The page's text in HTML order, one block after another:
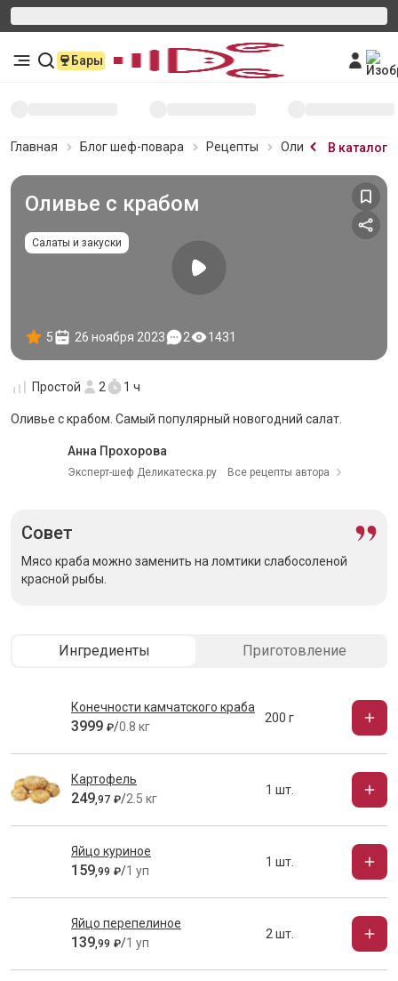
Бары
Главная Блог шеф-повара Рецепты Оливье с крабом
В каталог
Оливье с крабом
Салаты и закуски
5 26 ноября 2023 2 1431
Простой 2 1 ч
Оливье с крабом. Самый популярный новогодний салат.
Анна Прохорова
Эксперт-шеф Деликатеска.ру Все рецепты автора
Совет
Мясо краба можно заменить на ломтики слабосоленой
красной рыбы.
Ингредиенты Приготовление
Конечности камчатского краба
3999 ₽/0.8 кг
200 г
Картофель
249,97 ₽/2.5 кг
1 шт.
Яйцо куриное
159,99 ₽/1 уп
1 шт.
Яйцо перепелиное
139,99 ₽/1 уп
2 шт.